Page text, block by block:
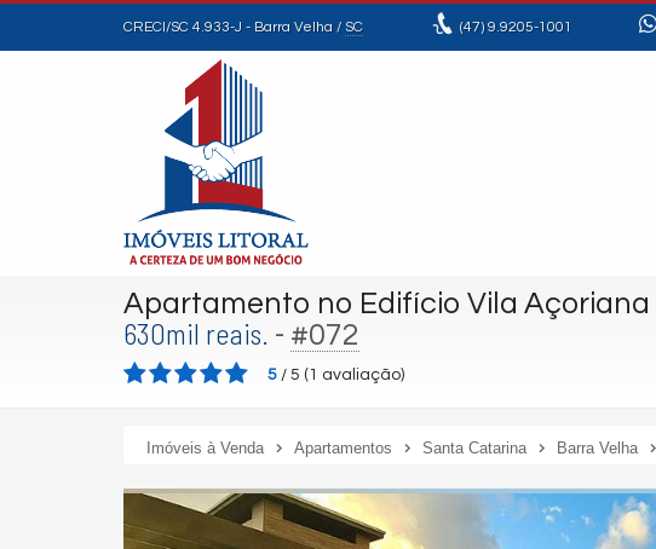
CRECI/SC 4.933-J - Barra Velha / SC (47)9.9205-1001
Apartamento no Edifício Vila Açoriana
630mil reais. - #072
5 / 5 ( 1 avaliação)
Imóveis à Venda Apartamentos Santa Catarina Barra Velha